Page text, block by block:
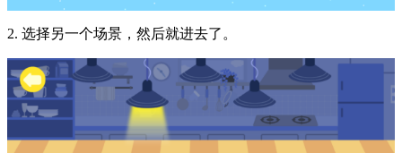
2. 选择另一个场景，然后就进去了。